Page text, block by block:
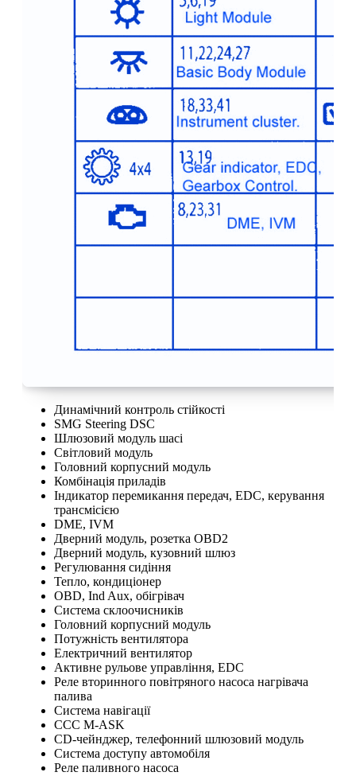
Динамічний контроль стійкості
SMG Steering DSC
Шлюзовий модуль шасі
Світловий модуль
Головний корпусний модуль
Комбінація приладів
Індикатор перемикання передач, EDC, керування
трансмісією
DME, IVM
Дверний модуль, розетка OBD2
Дверний модуль, кузовний шлюз
Регулювання сидіння
Тепло, кондиціонер
OBD, Ind Aux, обігрівач
Система склоочисників
Головний корпусний модуль
Потужність вентилятора
Електричний вентилятор
Активне рульове управління, EDC
Реле вторинного повітряного насоса нагрівача
палива
Система навігації
CCC M-ASK
CD-чейнджер, телефонний шлюзовий модуль
Система доступу автомобіля
Реле паливного насоса